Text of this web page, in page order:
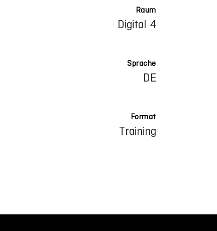
Raum
Digital 4
Sprache
DE
Format
Training